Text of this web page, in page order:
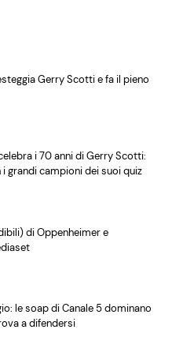
Gerry Scotti e fa il pieno
i 70 anni di Gerry Scotti:
grandi campioni dei suoi quiz
di Oppenheimer e
le soap di Canale 5 dominano
a difendersi